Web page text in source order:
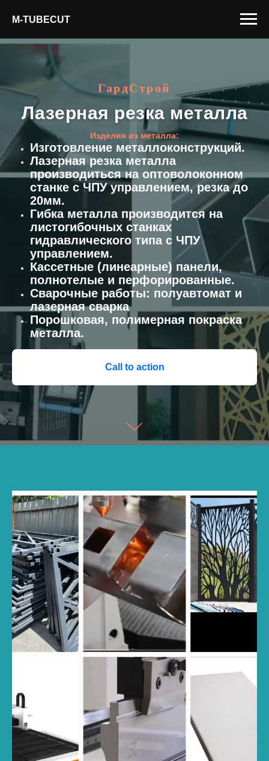
M-TUBECUT
ГардСтрой
Лазерная резка металла
Изделия из металла:
Изготовление металлоконструкций.
Лазерная резка металла
производиться на оптоволоконном
станке с ЧПУ управлением, резка до
20мм.
Гибка металла производится на
листогибочных станках
гидравлического типа с ЧПУ
управлением.
Кассетные (линеарные) панели,
полнотелые и перфорированные.
Сварочные работы: полуавтомат и
лазерная сварка
Порошковая, полимерная покраска
металла.
Call to action